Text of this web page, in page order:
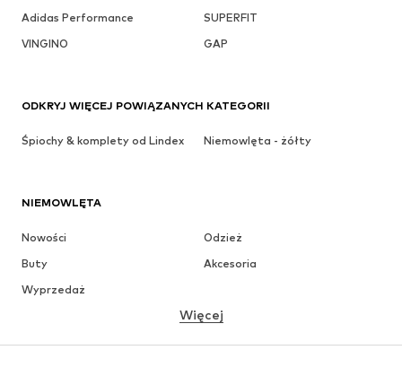
Adidas Performance
SUPERFIT
VINGINO
GAP
NIEMOWLĘTA
Nowości
Odzież
Buty
Akcesoria
Wyprzedaż
Więcej
ODKRYJ WIĘCEJ POWIĄZANYCH KATEGORII
Śpiochy & komplety od Lindex Niemowlęta - żółty